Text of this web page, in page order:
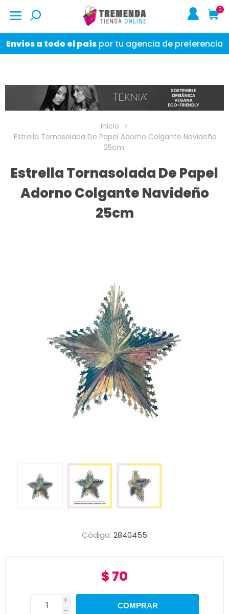
0
Envíos a todo el país por tu agencia de preferencia
Inicio
Estrella Tornasolada De Papel Adorno Colgante Navideño
25cm
Estrella Tornasolada De Papel
Adorno Colgante Navideño
25cm
Código: 2840455
$ 70
i
h